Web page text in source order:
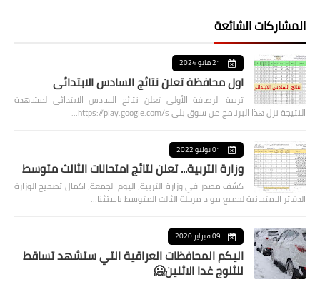
المشاركات الشائعة
21 مايو 2024
اول محافظة تعلن نتائج السادس الابتدائي
تربية الرصافة الأولى تعلن نتائج السادس الابتدائي لمشاهدة
النتيجة نزل هذا البرنامج من سوق بلي https://play.google.com/s…
01 يوليو 2022
وزارة التربية... تعلن نتائج امتحانات الثالث متوسط
كشف مصدر في وزارة التربية، اليوم الجمعة، اكمال تصحيح الوزارة
الدفاتر الامتحانية لجميع مواد مرحلة الثالث المتوسط باستثنا…
09 فبراير 2020
اليكم المحافظات العراقية التي ستشهد تساقط
للثلوج غدا الاثنين🥶